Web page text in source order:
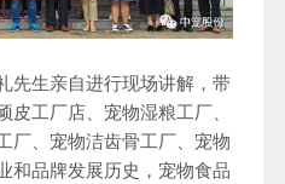
生亲自进行现场讲解，带
工厂店、宠物湿粮工厂、
厂、宠物洁齿骨工厂、宠物
和品牌发展历史，宠物食品